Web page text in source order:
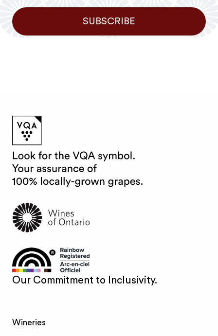
SUBSCRIBE
Our Commitment to Inclusivity.
Wineries